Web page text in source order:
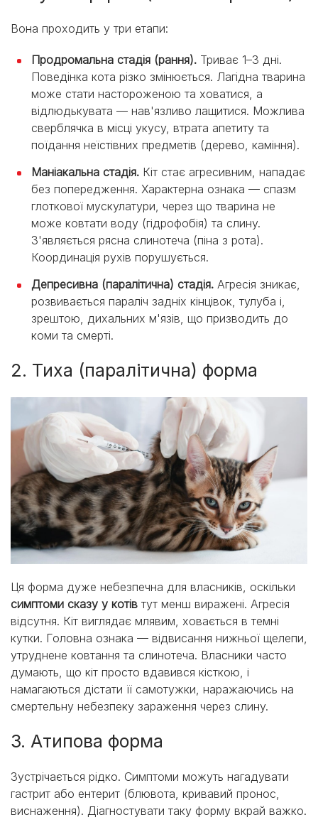
Вона проходить у три етапи:
Продромальна стадія (рання). Триває 1–3 дні.
Поведінка кота різко змінюється. Лагідна тварина
може стати настороженою та ховатися, а
відлюдькувата — нав'язливо лащитися. Можлива
сверблячка в місці укусу, втрата апетиту та
поїдання неїстівних предметів (дерево, каміння).
Маніакальна стадія. Кіт стає агресивним, нападає
без попередження. Характерна ознака — спазм
глоткової мускулатури, через що тварина не
може ковтати воду (гідрофобія) та слину.
З'являється рясна слинотеча (піна з рота).
Координація рухів порушується.
Депресивна (паралітична) стадія. Агресія зникає,
розвивається параліч задніх кінцівок, тулуба і,
зрештою, дихальних м'язів, що призводить до
коми та смерті.
2. Тиха (паралітична) форма
Ця форма дуже небезпечна для власників, оскільки
симптоми сказу у котів тут менш виражені. Агресія
відсутня. Кіт виглядає млявим, ховається в темні
кутки. Головна ознака — відвисання нижньої щелепи,
утруднене ковтання та слинотеча. Власники часто
думають, що кіт просто вдавився кісткою, і
намагаються дістати її самотужки, наражаючись на
смертельну небезпеку зараження через слину.
3. Атипова форма
Зустрічається рідко. Симптоми можуть нагадувати
гастрит або ентерит (блювота, кривавий пронос,
виснаження). Діагностувати таку форму вкрай важко.